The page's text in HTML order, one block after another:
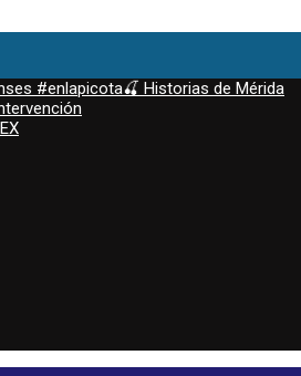
#enlapicota🍒 Historias de Mérida